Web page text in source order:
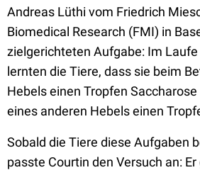
Andreas Lüthi vom Friedrich
Biomedical Research (FMI) in
zielgerichteten Aufgabe: Im
lernten die Tiere, dass sie beim
Hebels einen Tropfen
eines anderen Hebels einen
Sobald die Tiere diese Aufgaben
passte Courtin den Versuch an: